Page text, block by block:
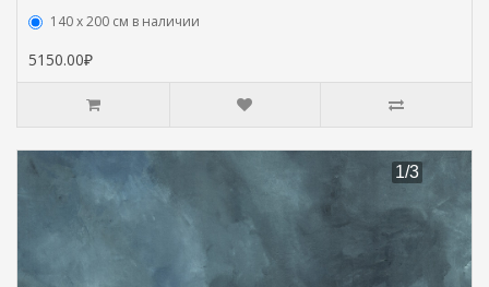
140 х 200 см в наличии
5150.00₽